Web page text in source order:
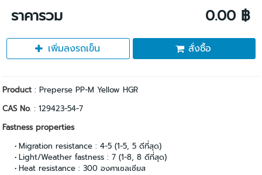
ราคารวม 0.00 ฿
เพิ่มลงรถเข็น สั่งซื้อ
Product : Preperse PP-M Yellow HGR
CAS No. : 129423-54-7
Fastness properties
Migration resistance : 4-5 (1-5, 5 ดีที่สุด)
Light/Weather fastness : 7 (1-8, 8 ดีที่สุด)
Heat resistance : 300 องศาเซลเซียส